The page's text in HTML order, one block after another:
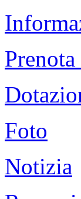
Prenota
Foto
Notizia